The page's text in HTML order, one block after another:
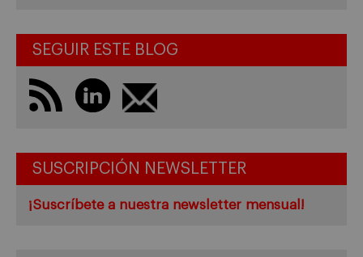
SEGUIR ESTE BLOG
SUSCRIPCIÓN NEWSLETTER
¡Suscríbete a nuestra newsletter mensual!